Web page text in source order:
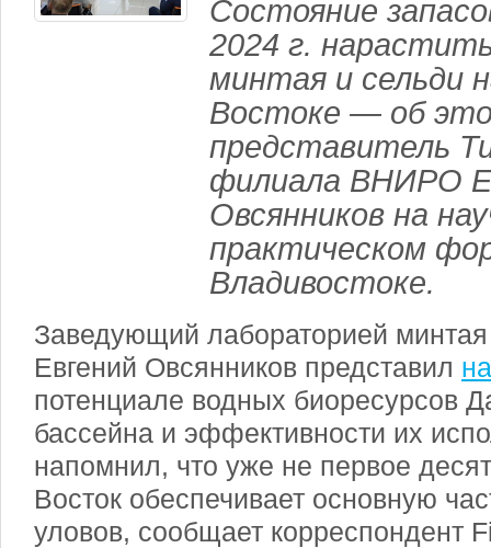
Состояние
2024 г.
минтая и сельди
Востоке — об
представитель
филиала ВНИРО
Овсянников на
практическом
Владивостоке.
Заведующий лабораторией
Евгений Овсянников представил
потенциале водных биоресурсов
бассейна и эффективности их
напомнил, что уже не первое
Восток обеспечивает основную
уловов, сообщает корреспондент